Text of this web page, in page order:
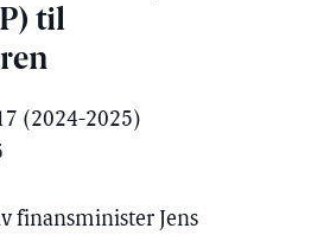
til
(2024-2025)
finansminister Jens